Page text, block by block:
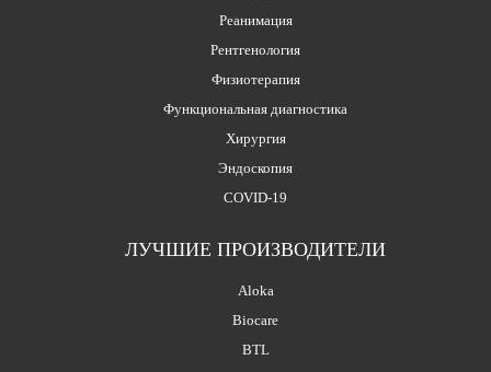
Реанимация
Рентгенология
Физиотерапия
Функциональная диагностика
Хирургия
Эндоскопия
COVID-19
ЛУЧШИЕ ПРОИЗВОДИТЕЛИ
Aloka
Biocare
BTL